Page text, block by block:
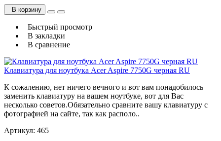
В корзину
Быстрый просмотр
В закладки
В сравнение
Клавиатура для ноутбука Acer Aspire 7750G черная RU
К сожалению, нет ничего вечного и вот вам понадобилось
заменить клавиатуру на вашем ноутбуке, вот для Вас
несколько советов.Обязательно сравните вашу клавиатуру с
фотографией на сайте, так как располо..
Артикул: 465